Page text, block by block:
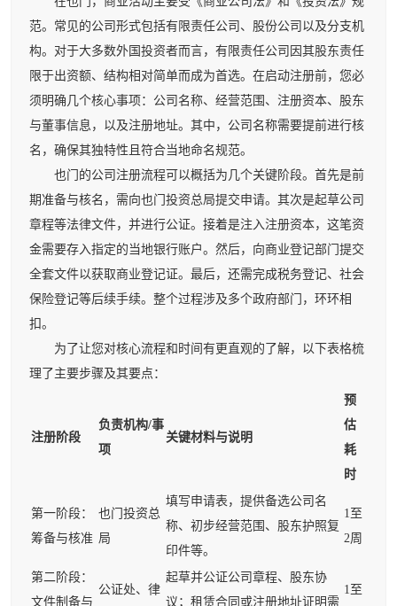
范。常见的公司形式包括有限责任公司、股份公司以及分支机
构。对于大多数外国投资者而言，有限责任公司因其股东责任
限于出资额、结构相对简单而成为首选。在启动注册前，您必
须明确几个核心事项：公司名称、经营范围、注册资本、股东
与董事信息，以及注册地址。其中，公司名称需要提前进行核
名，确保其独特性且符合当地命名规范。
也门的公司注册流程可以概括为几个关键阶段。首先是前
期准备与核名，需向也门投资总局提交申请。其次是起草公司
章程等法律文件，并进行公证。接着是注入注册资本，这笔资
金需要存入指定的当地银行账户。然后，向商业登记部门提交
全套文件以获取商业登记证。最后，还需完成税务登记、社会
保险登记等后续手续。整个过程涉及多个政府部门，环环相
扣。
为了让您对核心流程和时间有更直观的了解，以下表格梳
理了主要步骤及其要点：
注册阶段
负责机构/事
项
关键材料与说明
预
估
耗
时
第一阶段：
筹备与核准
也门投资总
局
填写申请表，提供备选公司名
称、初步经营范围、股东护照复
印件等。
1至
2周
第二阶段：
文件制备与
公证处、律
起草并公证公司章程、股东协
议；租赁合同或注册地址证明需
1至